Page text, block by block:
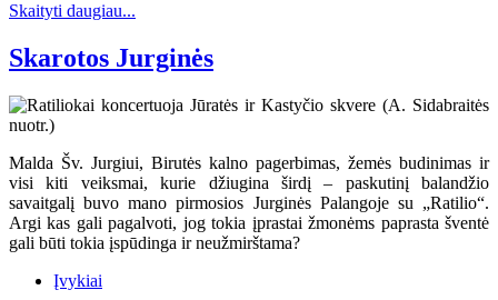
Skaityti daugiau...
Skarotos Jurginės
Malda Šv. Jurgiui, Birutės kalno pagerbimas, žemės budinimas ir
visi kiti veiksmai, kurie džiugina širdį – paskutinį balandžio
savaitgalį buvo mano pirmosios Jurginės Palangoje su „Ratilio“.
Argi kas gali pagalvoti, jog tokia įprastai žmonėms paprasta šventė
gali būti tokia įspūdinga ir neužmirštama?
Įvykiai